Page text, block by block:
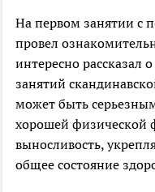
На первом занятии с
провел
интересно рассказал
занятий
может быть
хорошей физической
выносливость,
общее состояние